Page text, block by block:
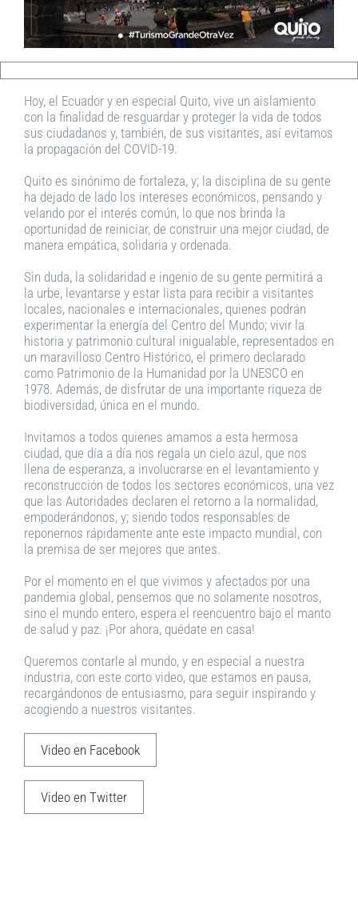
Hoy, el Ecuador y en especial Quito, vive un aislamiento
con la finalidad de resguardar y proteger la vida de todos
sus ciudadanos y, también, de sus visitantes, así evitamos
la propagación del COVID-19.
Quito es sinónimo de fortaleza, y; la disciplina de su gente
ha dejado de lado los intereses económicos, pensando y
velando por el interés común, lo que nos brinda la
oportunidad de reiniciar, de construir una mejor ciudad, de
manera empática, solidaria y ordenada.
Sin duda, la solidaridad e ingenio de su gente permitirá a
la urbe, levantarse y estar lista para recibir a visitantes
locales, nacionales e internacionales, quienes podrán
experimentar la energía del Centro del Mundo; vivir la
historia y patrimonio cultural inigualable, representados en
un maravilloso Centro Histórico, el primero declarado
como Patrimonio de la Humanidad por la UNESCO en
1978. Además, de disfrutar de una importante riqueza de
biodiversidad, única en el mundo.
Invitamos a todos quienes amamos a esta hermosa
ciudad, que día a día nos regala un cielo azul, que nos
llena de esperanza, a involucrarse en el levantamiento y
reconstrucción de todos los sectores económicos, una vez
que las Autoridades declaren el retorno a la normalidad,
empoderándonos, y; siendo todos responsables de
reponernos rápidamente ante este impacto mundial, con
la premisa de ser mejores que antes.
Por el momento en el que vivimos y afectados por una
pandemia global, pensemos que no solamente nosotros,
sino el mundo entero, espera el reencuentro bajo el manto
de salud y paz. ¡Por ahora, quédate en casa!
Queremos contarle al mundo, y en especial a nuestra
industria, con este corto video, que estamos en pausa,
recargándonos de entusiasmo, para seguir inspirando y
acogiendo a nuestros visitantes.
Video en Facebook
Video en Twitter